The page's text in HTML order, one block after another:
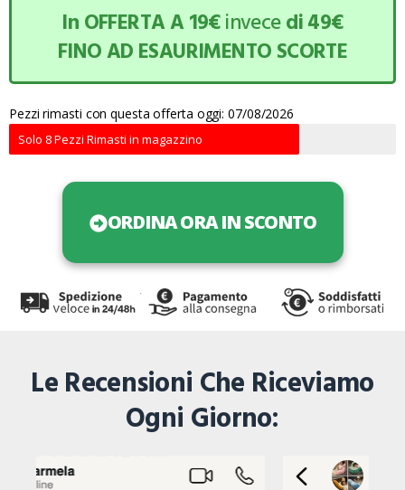
In OFFERTA A 19€invecedi 49€
FINO AD ESAURIMENTO SCORTE
Pezzi rimasti con questa offerta oggi: 07/08/2026
Solo 8 Pezzi Rimasti in magazzino
ORDINA ORA IN SCONTO
Le Recensioni Che Riceviamo
Ogni Giorno: